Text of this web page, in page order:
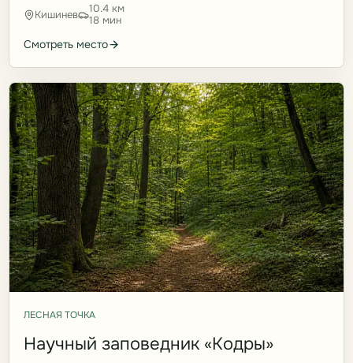
Кишинев
10.4 км
18 мин
Смотреть место
ЛЕСНАЯ ТОЧКА
Научный заповедник «Кодры»